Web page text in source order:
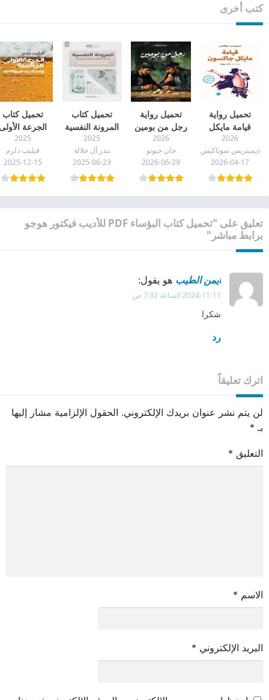
كتب أخرى
تحميل رواية
قيامة مايكل
جاكسون pdf
2026
ذيميتريس سوتاكيس
2026-04-17
تحميل رواية
رجل من بومين
pdf
2026
جان جيونو
2026-06-29
تحميل كتاب
المرونة النفسية
pdf
2025
بندر آل جلالة
2025-06-23
تحميل كتاب
الجرعة
من البيرة pdf
2025
فيليب دلرم
2025-12-15
تعليق على "تحميل كتاب البؤساء PDF للأديب فيكتور هوجو
برابط مباشر"
ايمن الطيب هو يقول:
2024-11-11 الساعة 7:32 ص
شكرا
رد
اترك تعليقاً
لن يتم نشر عنوان بريدك الإلكتروني. الحقول الإلزامية مشار إليها
بـ *
التعليق *
الاسم *
البريد الإلكتروني *